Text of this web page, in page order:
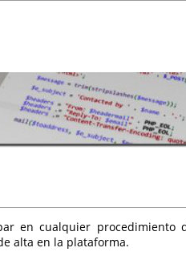
en cualquier procedimiento
alta en la plataforma.